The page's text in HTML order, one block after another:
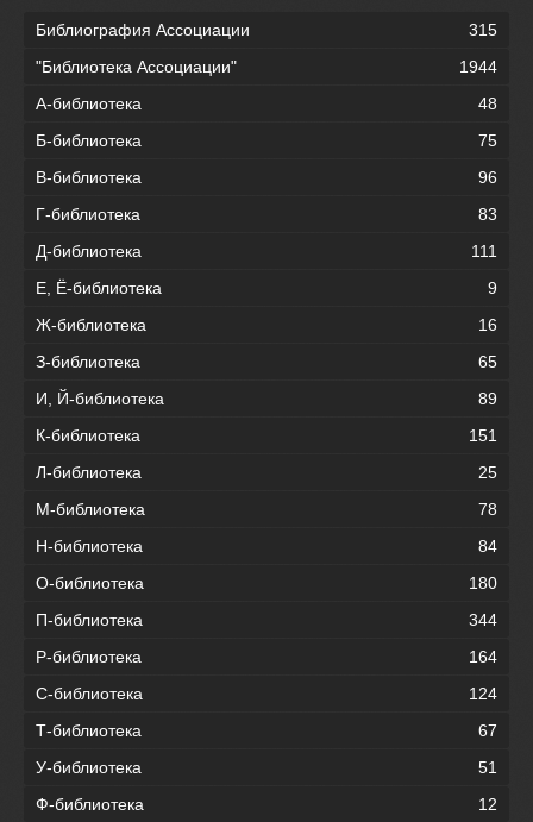
Библиография Ассоциации
315
"Библиотека Ассоциации"
1944
А-библиотека
48
Б-библиотека
75
В-библиотека
96
Г-библиотека
83
Д-библиотека
111
Е, Ё-библиотека
9
Ж-библиотека
16
З-библиотека
65
И, Й-библиотека
89
К-библиотека
151
Л-библиотека
25
М-библиотека
78
Н-библиотека
84
О-библиотека
180
П-библиотека
344
Р-библиотека
164
С-библиотека
124
Т-библиотека
67
У-библиотека
51
Ф-библиотека
12